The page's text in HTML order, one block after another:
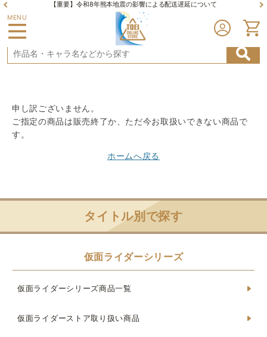
【重要】令和8年熊本地震の影響による配送遅延について
MENU
申し訳ございません。
ご指定の商品は販売終了か、ただ今お取扱いできない商品で
す。
ホームへ戻る
タイトル別で探す
仮面ライダーシリーズ
仮面ライダーシリーズ商品一覧
仮面ライダーストア取り扱い商品